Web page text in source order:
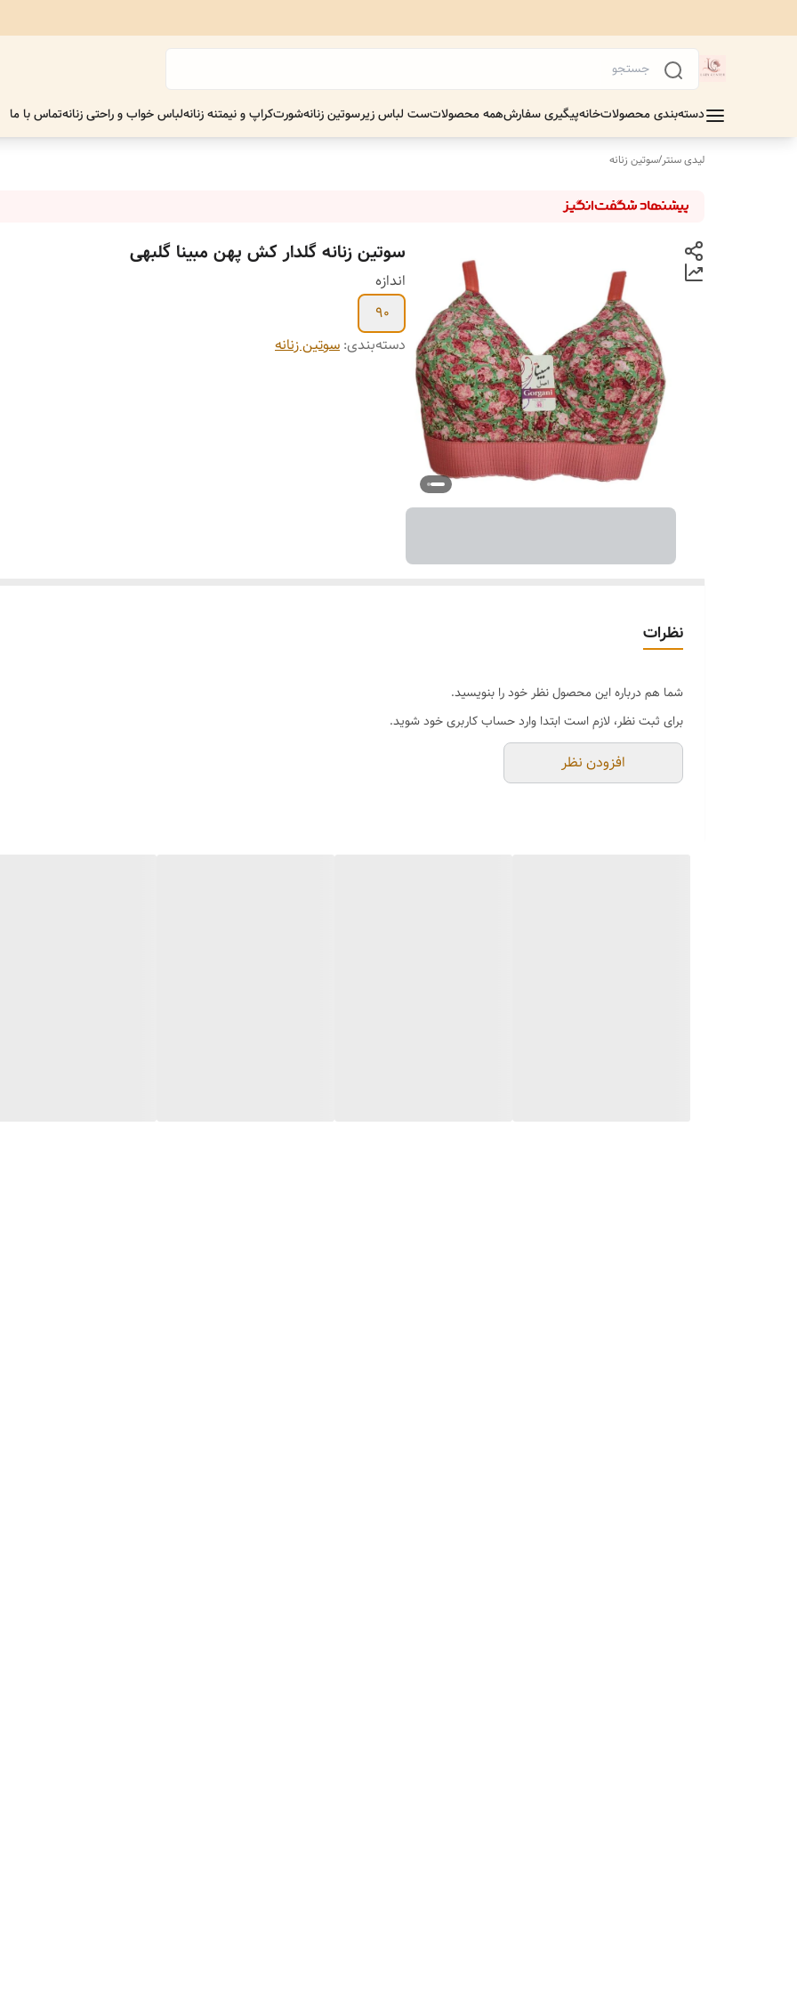
دسته‌بندی محصولاتخانهپیگیری سفارشهمه محصولاتست لباس زیرسوتین زنانهشورتکراپ و نیمتنه زنانهلباس خواب و راحتی زنانهتماس با ما
لیدی سنتر/سوتین زنانه
سوتین زنانه گلدار کش پهن مبینا گلبهی
اندازه
90
دسته‌بندی: سوتین زنانه
نظرات
شما هم درباره این محصول نظر خود را بنویسید.
برای ثبت نظر، لازم است ابتدا وارد حساب کاربری خود شوید.
افزودن نظر